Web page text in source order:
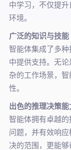
中学习，不仅提
环境。
广泛的知识与技能
智能体集成了多
中提供支持。无
杂的工作场景，
性。
出色的推理决策能
智能体拥有卓越
问题，并有效响
决的范围，更能